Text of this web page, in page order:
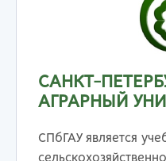
САНКТ-
АГРАРНЫЙ
СПбГАУ является